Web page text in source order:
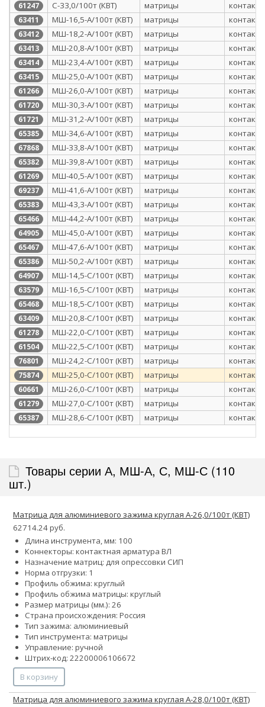
61247 С-33,0/100т (КВТ) матрицы
63411 МШ-16,5-А/100т (КВТ) матрицы
63412 МШ-18,2-А/100т (КВТ) матрицы
63413 МШ-20,8-А/100т (КВТ) матрицы
63414 МШ-23,4-А/100т (КВТ) матрицы
63415 МШ-25,0-А/100т (КВТ) матрицы
61266 МШ-26,0-А/100т (КВТ) матрицы
61720 МШ-30,3-А/100т (КВТ) матрицы
61721 МШ-31,2-А/100т (КВТ) матрицы
65385 МШ-34,6-А/100т (КВТ) матрицы
67868 МШ-33,8-А/100т (КВТ) матрицы
65382 МШ-39,8-А/100т (КВТ) матрицы
61269 МШ-40,5-А/100т (КВТ) матрицы
69237 МШ-41,6-А/100т (КВТ) матрицы
65383 МШ-43,3-А/100т (КВТ) матрицы
65466 МШ-44,2-А/100т (КВТ) матрицы
64905 МШ-45,0-А/100т (КВТ) матрицы
65467 МШ-47,6-А/100т (КВТ) матрицы
65386 МШ-50,2-А/100т (КВТ) матрицы
64907 МШ-14,5-С/100т (КВТ) матрицы
63579 МШ-16,5-С/100т (КВТ) матрицы
65468 МШ-18,5-С/100т (КВТ) матрицы
63409 МШ-20,8-С/100т (КВТ) матрицы
61278 МШ-22,0-С/100т (КВТ) матрицы
61504 МШ-22,5-С/100т (КВТ) матрицы
76801 МШ-24,2-С/100т (КВТ) матрицы
75874 МШ-25,0-С/100т (КВТ) матрицы
60661 МШ-26,0-С/100т (КВТ) матрицы
61279 МШ-27,0-С/100т (КВТ) матрицы
65387 МШ-28,6-С/100т (КВТ) матрицы
Товары серии А, МШ-А, С, МШ-С (110
шт.)
Матрица для алюминиевого зажима круглая А-26,0/100т (КВТ)
62714.24 руб.
Длина инструмента, мм: 100
Коннекторы: контактная арматура ВЛ
Назначение матриц: для опрессовки СИП
Норма отгрузки: 1
Профиль обжима: круглый
Профиль обжима матрицы: круглый
Размер матрицы (мм.): 26
Страна происхождения: Россия
Тип зажима: алюминиевый
Тип инструмента: матрицы
Управление: ручной
Штрих-код: 22200006106672
В корзину
Матрица для алюминиевого зажима круглая А-28,0/100т (КВТ)